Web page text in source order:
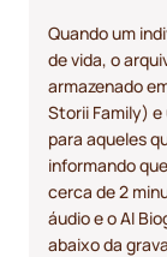
Quando um
de vida, o
armazenado
Storii Family)
para aqueles
informando
cerca de 2
áudio e o AI
abaixo da